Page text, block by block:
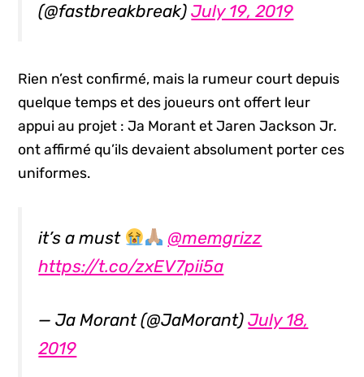
(@fastbreakbreak)July 19, 2019
Rien n’est confirmé, mais la rumeur court depuis
quelque temps et des joueurs ont offert leur
appui au projet : Ja Morant et Jaren Jackson Jr.
ont affirmé qu’ils devaient absolument porter ces
uniformes.
it’s a must
@memgrizz
https://t.co/zxEV7pii5a
— Ja Morant (@JaMorant)July 18,
2019